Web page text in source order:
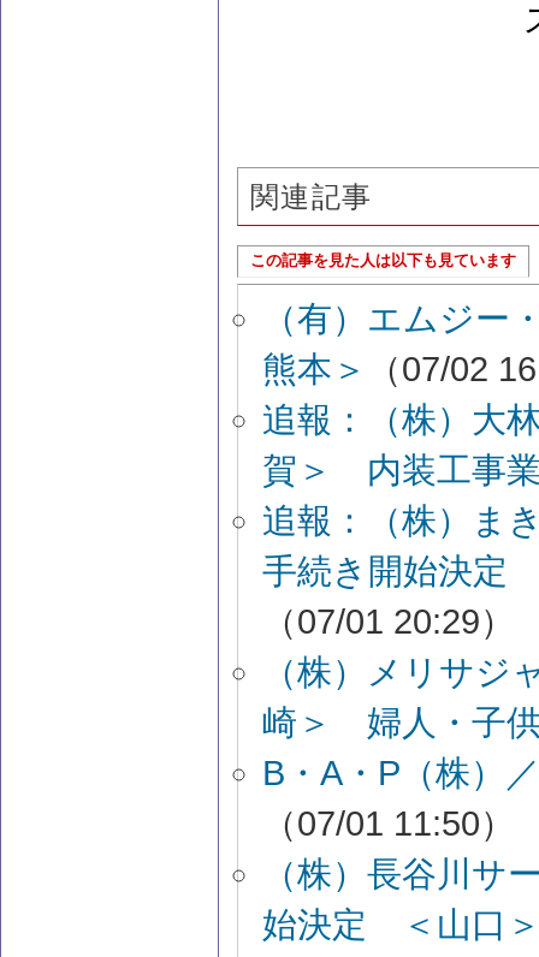
関連記事
この記事を見た人は以下も見ています
（有）エムジ
熊本＞
（07/02
追報：（株）大
賀＞ 内装工事
追報：（株）ま
手続き開始決定
（07/01 20:29）
（株）メリサ
崎＞ 婦人・子
B・A・P（株）
（07/01 11:50）
（株）長谷川サ
始決定 ＜山口